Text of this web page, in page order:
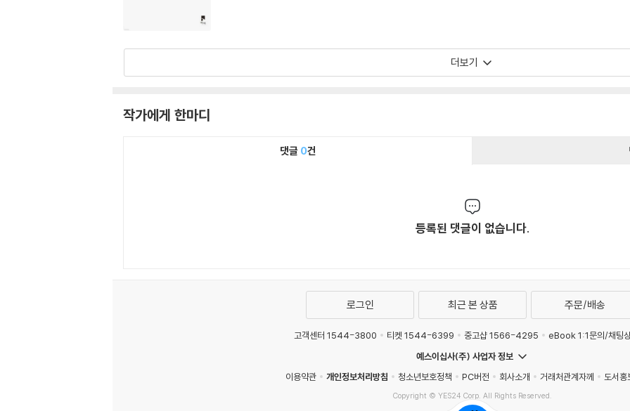
더보기
작가에게 한마디
댓글 0건
등록된 댓글이 없습니다.
로그인 최근 본 상품 주문/배송
고객센터 1544-3800 티켓 1544-6399 중고샵 1566-4295
eBook 1:1문의/채팅
예스이십사(주) 사업자 정보
이용약관
개인정보처리방침 청소년보호정책 PC버전 회사소개 거래처관계자께 도서홍
Copyright © YES24 Corp. All Rights Reserved.